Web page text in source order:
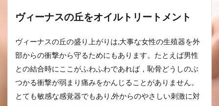
ヴィーナスの丘をオイルトリートメント
ヴィーナスの丘の盛り上がりは,大事な女性の生殖器を外
部からの衝撃から守るためにもあります。たとえば男性
との結合時にここがふわふわであれば，恥骨どうしのぶ
つかる衝撃が弱まり痛みをかんじることがありません。
とても敏感な感覚器でもあり,外からのやさしい刺激に対